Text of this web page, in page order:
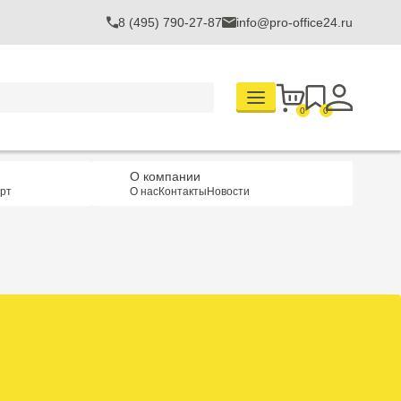
8 (495) 790-27-87 info@pro-office24.ru
0 0
О компании
О насКонтакты Новости